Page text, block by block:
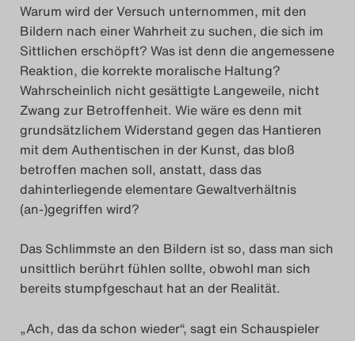
Warum wird der Versuch unternommen, mit den
Bildern nach einer Wahrheit zu suchen, die sich im
Sittlichen erschöpft? Was ist denn die angemessene
Reaktion, die korrekte moralische Haltung?
Wahrscheinlich nicht gesättigte Langeweile, nicht
Zwang zur Betroffenheit. Wie wäre es denn mit
grundsätzlichem Widerstand gegen das Hantieren
mit dem Authentischen in der Kunst, das bloß
betroffen machen soll, anstatt, dass das
dahinterliegende elementare Gewaltverhältnis
(an-)gegriffen wird?
Das Schlimmste an den Bildern ist so, dass man sich
unsittlich berührt fühlen sollte, obwohl man sich
bereits stumpfgeschaut hat an der Realität.
„Ach, das da schon wieder“, sagt ein Schauspieler